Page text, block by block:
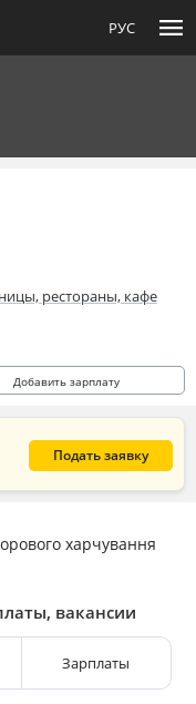
РУС menu
рестораны, кафе
Добавить зарплату
Подать заявку
харчування
вакансии
Зарплаты